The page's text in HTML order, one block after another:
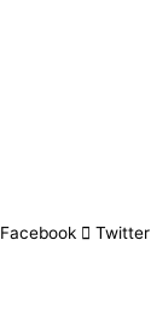
Facebook Twitter